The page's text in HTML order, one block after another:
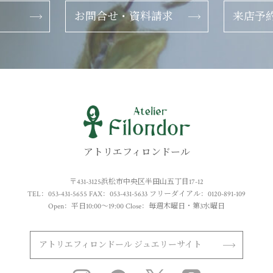
お問合せ・資料請求 来店予
アトリエフィロンドール
〒431-3125浜松市中央区半田山五丁目17-12
TEL：053-431-5655 FAX：053-431-5633 フリーダイアル：0120-891-109
Open：平日10:00～19:00 Close：毎週木曜日・第3水曜日
アトリエフィロンドール ジュエリーサイト